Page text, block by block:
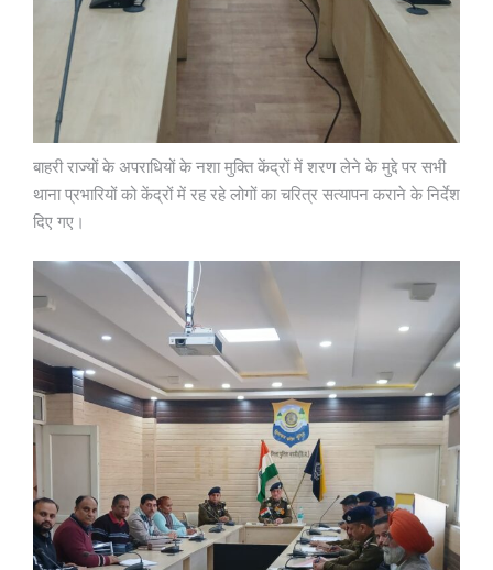
बाहरी राज्यों के अपराधियों के नशा मुक्ति केंद्रों में शरण लेने के मुद्दे पर सभी
थाना प्रभारियों को केंद्रों में रह रहे लोगों का चरित्र सत्यापन कराने के निर्देश
दिए गए।